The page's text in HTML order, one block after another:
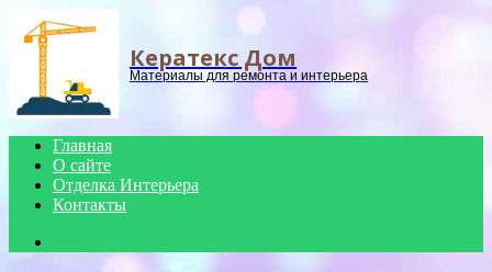
Menu
Кератекс Дом
Материалы для ремонта и интерьера
Главная
О сайте
Отделка Интерьера
Контакты